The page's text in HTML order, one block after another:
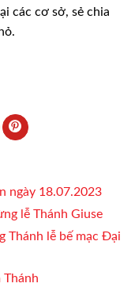
các cơ sở, sẻ chia
ngày 18.07.2023
lễ Thánh Giuse
Thánh lễ bế mạc Đại
Thánh